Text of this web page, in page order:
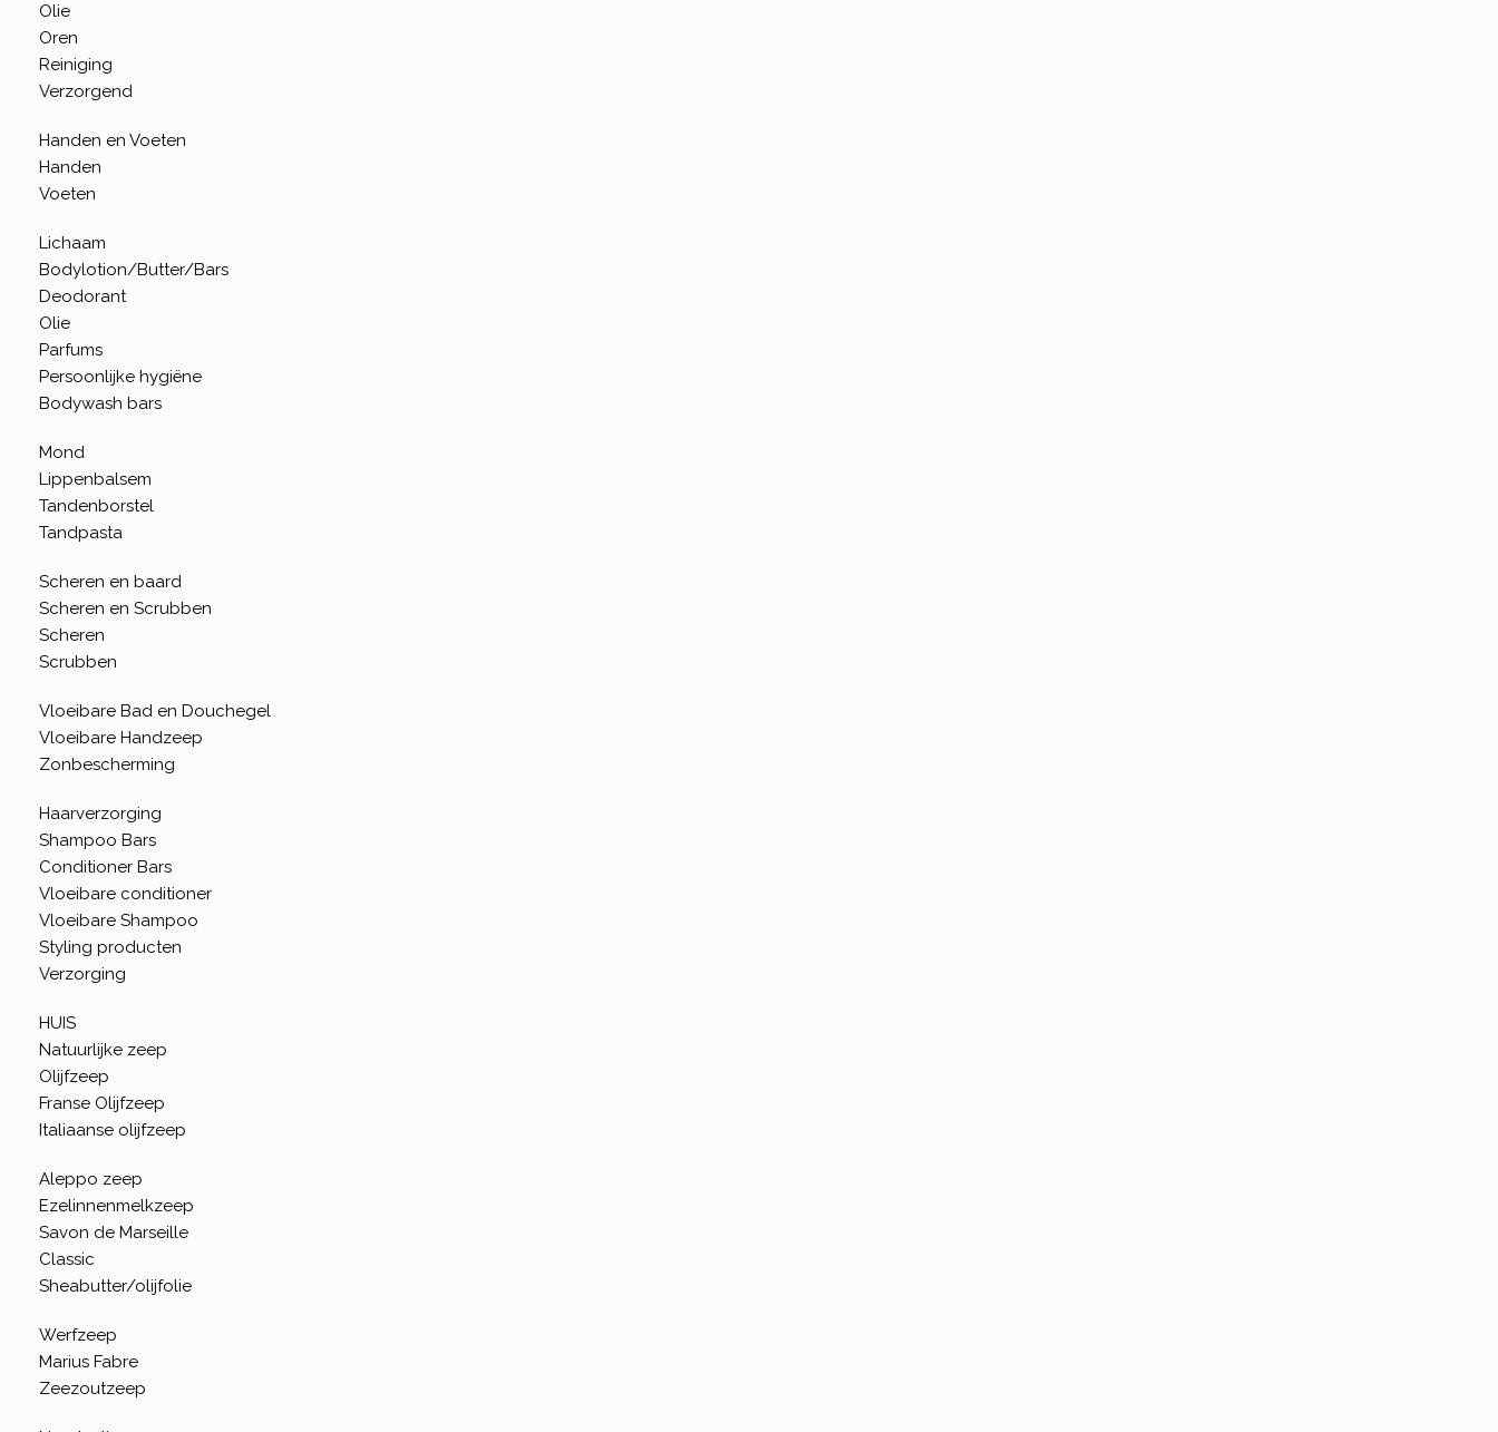
Olie
Oren
Reiniging
Verzorgend
Handen en Voeten
Handen
Voeten
Lichaam
Bodylotion/Butter/Bars
Deodorant
Olie
Parfums
Persoonlijke hygiëne
Bodywash bars
Mond
Lippenbalsem
Tandenborstel
Tandpasta
Scheren en baard
Scheren en Scrubben
Scheren
Scrubben
Vloeibare Bad en Douchegel
Vloeibare Handzeep
Zonbescherming
Haarverzorging
Shampoo Bars
Conditioner Bars
Vloeibare conditioner
Vloeibare Shampoo
Styling producten
Verzorging
HUIS
Natuurlijke zeep
Olijfzeep
Franse Olijfzeep
Italiaanse olijfzeep
Aleppo zeep
Ezelinnenmelkzeep
Savon de Marseille
Classic
Sheabutter/olijfolie
Werfzeep
Marius Fabre
Zeezoutzeep